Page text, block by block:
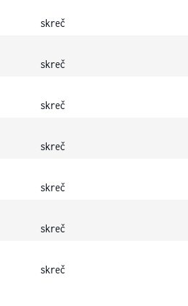
skreč
skreč
skreč
skreč
skreč
skreč
skreč